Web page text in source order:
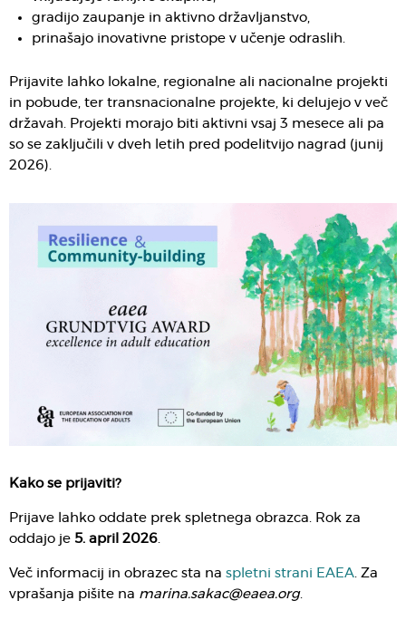
gradijo zaupanje in aktivno državljanstvo,
prinašajo inovativne pristope v učenje odraslih.
Prijavite lahko lokalne, regionalne ali nacionalne projekti
in pobude, ter transnacionalne projekte, ki delujejo v več
državah. Projekti morajo biti aktivni vsaj 3 mesece ali pa
so se zaključili v dveh letih pred podelitvijo nagrad (junij
2026).
Kako se prijaviti?
Prijave lahko oddate prek spletnega obrazca. Rok za
oddajo je 5. april 2026
Več informacij in obrazec sta na spletni strani EAEA . Za
vprašanja pišite na marina.sakac@eaea.org.